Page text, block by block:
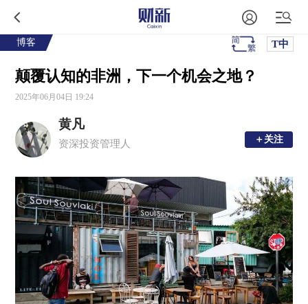
博客 T中
颠覆认知的非洲，下一个机会之地？
2025年06月04日 19:24
黄凡
资深投资管理人 ＋关注
＋关注